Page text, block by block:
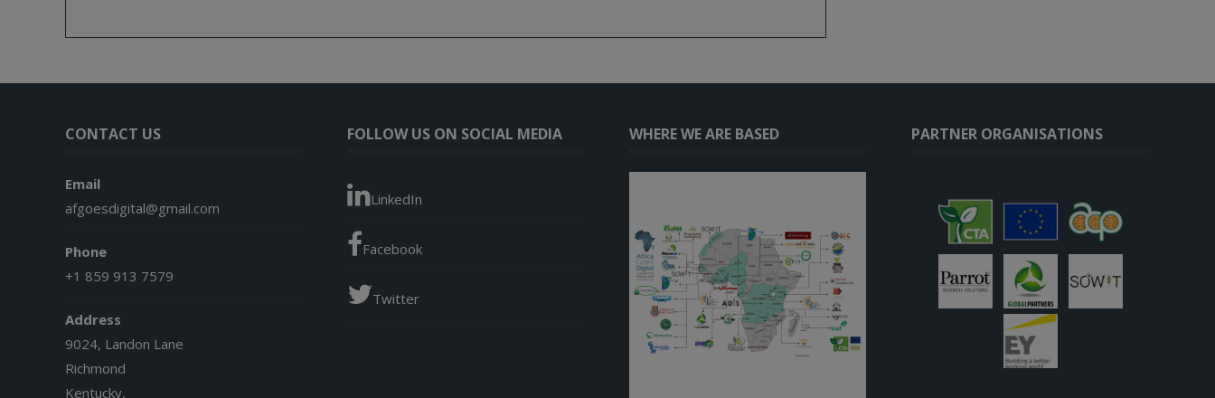
CONTACT US
Email
afgoesdigital@gmail.com
Phone
+1 859 913 7579
Address
9024, Landon Lane
Richmond
Kentucky,
FOLLOW US ON SOCIAL MEDIA
LinkedIn
Facebook
Twitter
WHERE WE ARE BASED PARTNER ORGANISATIONS